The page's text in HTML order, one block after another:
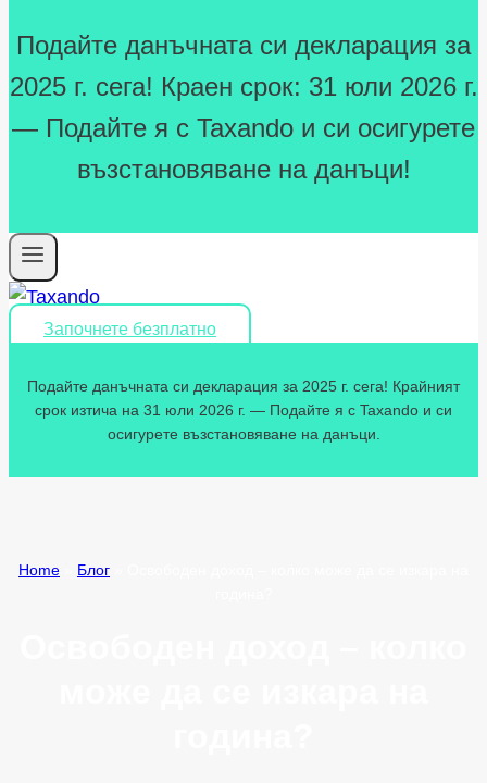
Подайте данъчната си декларация за
2025 г. сега! Краен срок: 31 юли 2026 г.
— Подайте я с Taxando и си осигурете
възстановяване на данъци!
Започнете безплатно
Подайте данъчната си декларация за 2025 г. сега! Крайният
срок изтича на 31 юли 2026 г. — Подайте я с Taxando и си
осигурете възстановяване на данъци.
Home Блог